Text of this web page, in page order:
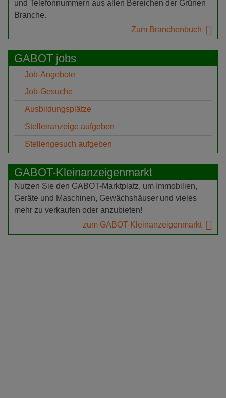
und Telefonnummern aus allen Bereichen der Grünen
Branche.
Zum Branchenbuch
GABOT jobs
Job-Angebote
Job-Gesuche
Ausbildungsplätze
Stellenanzeige aufgeben
Stellengesuch aufgeben
GABOT-Kleinanzeigenmarkt
Nutzen Sie den GABOT-Marktplatz, um Immobilien,
Geräte und Maschinen, Gewächshäuser und vieles
mehr zu verkaufen oder anzubieten!
zum GABOT-Kleinanzeigenmarkt